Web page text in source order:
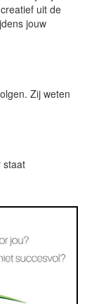
uit de
jouw
Zij weten
staat